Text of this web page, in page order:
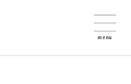
menu